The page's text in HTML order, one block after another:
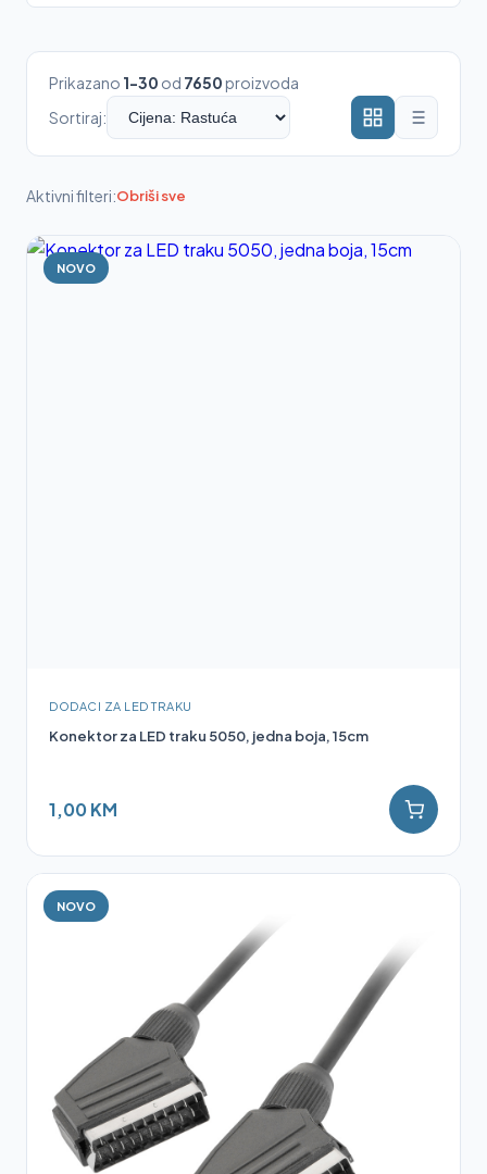
Prikazano 1-30 od 7650proizvoda
Sortiraj:
Aktivni filteri:Obriši sve
NOVO
DODACI ZA LED TRAKU
Konektor za LED traku 5050, jedna boja, 15cm
1,00 KM
NOVO